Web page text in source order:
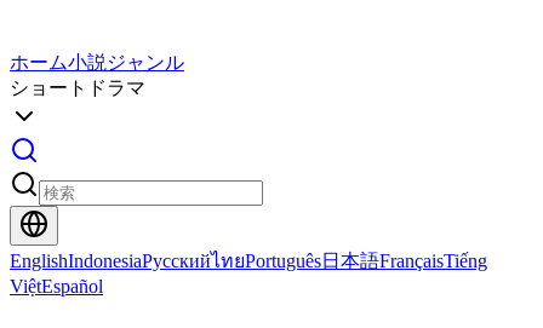
ホーム小説 ジャンル
ショートドラマ
EnglishIndonesiaРусскийไทยPortuguês日本語FrançaisTiếng
ViệtEspañol